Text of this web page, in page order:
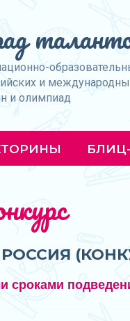
и
и олимпиад
сроками